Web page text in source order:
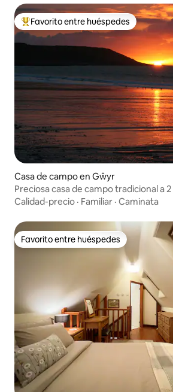
Favorito entre huéspedes preferido
Favorito entre huéspedes
Casa de campo en Gŵyr
Preciosa casa de campo tradicional a
playa
Calidad-precio · Familiar · Caminata
Favorito entre huéspedes
Favorito entre huéspedes